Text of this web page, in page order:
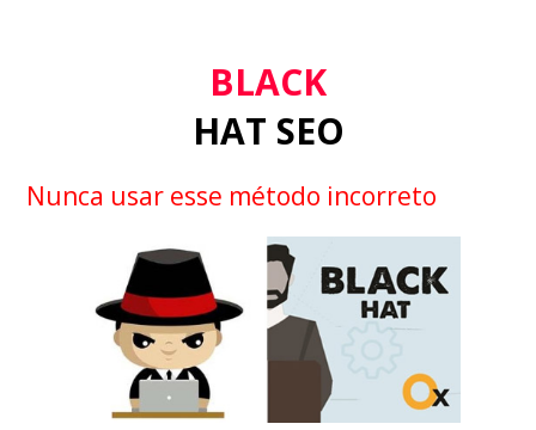
BLACK
HAT SEO
Nunca usar esse método incorreto